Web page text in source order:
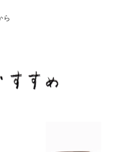
ら